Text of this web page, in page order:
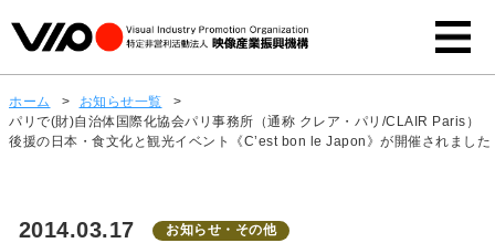
ホーム > お知らせ一覧
>
パリで(財)自治体国際化協会パリ事務所（通称 クレア・パリ/CLAIR Paris）
後援の日本・食文化と観光イベント《C’est bon le Japon》が開催されました
2014.03.17 お知らせ・その他